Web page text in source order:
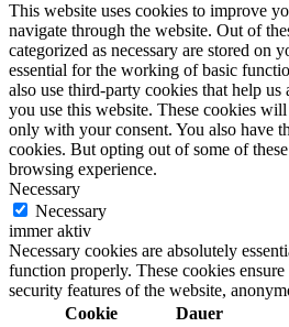
This website uses cookies to improve
navigate through the website. Out of
categorized as necessary are stored on
essential for the working of basic
also use third-party cookies that help
you use this website. These cookies
only with your consent. You also have
cookies. But opting out of some of
browsing experience.
Necessary
Necessary
immer aktiv
Necessary cookies are absolutely
function properly. These cookies
security features of the website,
Cookie
Dauer